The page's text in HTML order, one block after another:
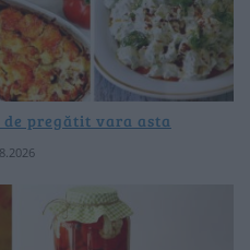
de pregătit vara asta